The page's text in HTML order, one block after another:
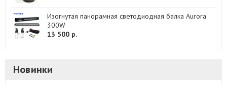
Изогнутая панорамная светодиодная балка Aurora
300W
13 500 р.
Новинки